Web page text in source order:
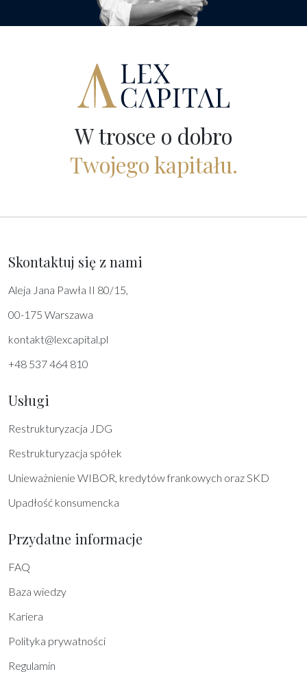
W trosce o dobro
Twojego kapitału.
Skontaktuj się z nami
Aleja Jana Pawła II 80/15,
00-175 Warszawa
kontakt@lexcapital.pl
+48 537 464 810
Usługi
Restrukturyzacja JDG
Restrukturyzacja spółek
Unieważnienie WIBOR, kredytów frankowych oraz SKD
Upadłość konsumencka
Przydatne informacje
FAQ
Baza wiedzy
Kariera
Polityka prywatności
Regulamin